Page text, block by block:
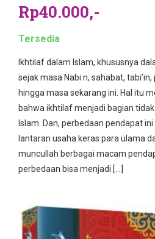
Rp40.000,-
Tersedia
Ikhtilaf dalam Islam, khususnya
sejak masa Nabi n, sahabat,
hingga masa sekarang ini. Hal itu
bahwa ikhtilaf menjadi bagian
Islam. Dan, perbedaan pendapat
lantaran usaha keras para ulama
muncullah berbagai macam
perbedaan bisa menjadi […]